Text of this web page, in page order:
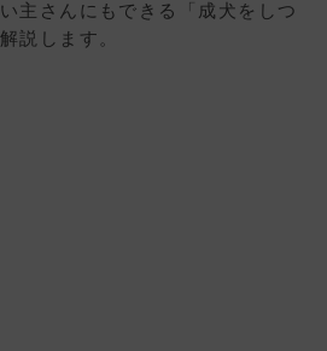
主さんにもできる「成犬をしつ
説します。